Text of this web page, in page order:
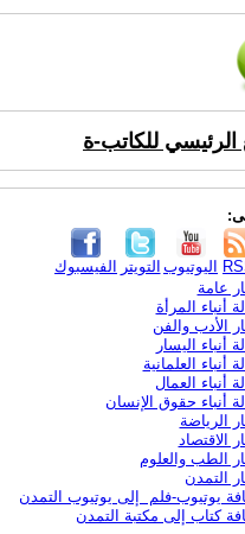
الرئيسي للكاتب-ة
الفيسبوك التويتر اليوتيوب
عامة
أنباء المرأة
الأدب والفن
أنباء اليسار
أنباء العلمانية
أنباء العمال
أنباء حقوق الإنسان
الرياضة
الاقتصاد
الطب والعلوم
التمدن
يوتيوب-فلم إلى يوتيوب التمدن
كتاب إلى مكتبة التمدن